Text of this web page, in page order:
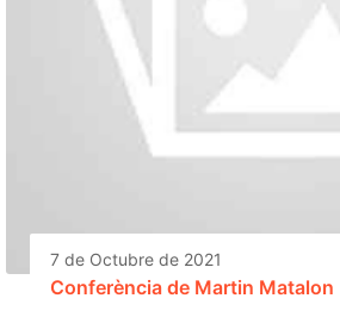
7 de Octubre de 2021
Conferència de Martin Matalon